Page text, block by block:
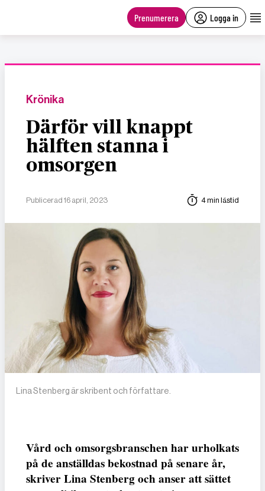
Prenumerera Logga in
Krönika
Därför vill knappt
hälften stanna i
omsorgen
Publicerad 16 april, 2023 4 min lästid
Lina Stenberg är skribent och författare.
Vård och omsorgsbranschen har urholkats
på de anställdas bekostnad på senare år,
skriver Lina Stenberg och anser att sättet